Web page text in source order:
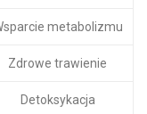
metabolizmu
Zdrowe trawienie
Detoksykacja